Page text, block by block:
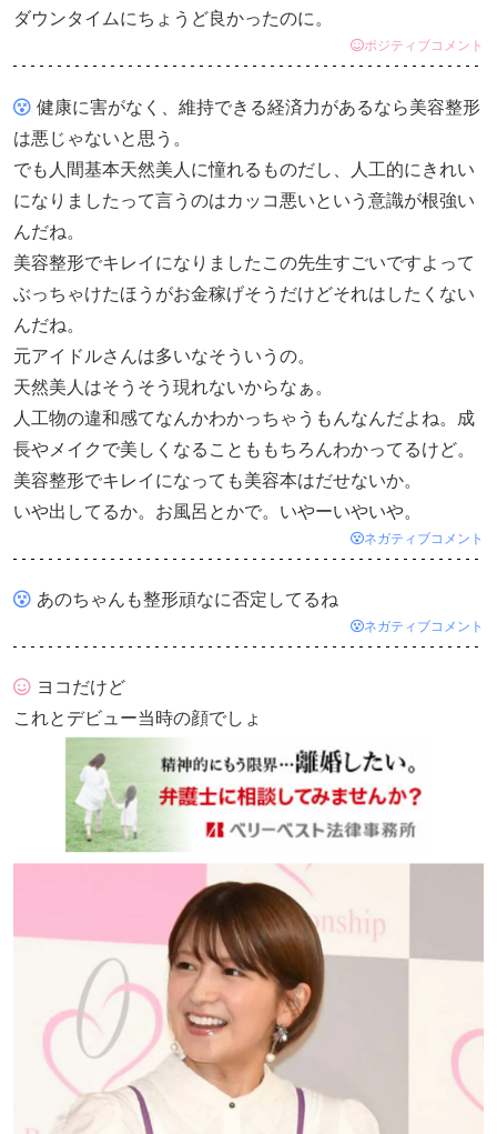
ダウンタイムにちょうど良かったのに。
ポジティブコメント
健康に害がなく、維持できる経済力があるなら美容整形
は悪じゃないと思う。
でも人間基本天然美人に憧れるものだし、人工的にきれい
になりましたって言うのはカッコ悪いという意識が根強い
んだね。
美容整形でキレイになりましたこの先生すごいですよって
ぶっちゃけたほうがお金稼げそうだけどそれはしたくない
んだね。
元アイドルさんは多いなそういうの。
天然美人はそうそう現れないからなぁ。
人工物の違和感てなんかわかっちゃうもんなんだよね。成
長やメイクで美しくなることももちろんわかってるけど。
美容整形でキレイになっても美容本はだせないか。
いや出してるか。お風呂とかで。いやーいやいや。
ネガティブコメント
あのちゃんも整形頑なに否定してるね
ネガティブコメント
ヨコだけど
これとデビュー当時の顔でしょ